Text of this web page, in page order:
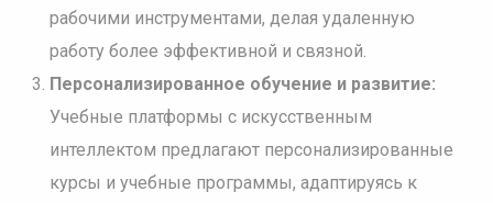
рабочими инструментами, делая удаленную
работу более эффективной и связной.
Персонализированное обучение и развитие:
Учебные платформы с искусственным
интеллектом предлагают персонализированные
курсы и учебные программы, адаптируясь к